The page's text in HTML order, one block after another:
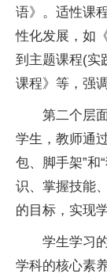
语》。适性课
性化发展，如
到主题课程(实
课程》等，强
第二个层
学生，教师通
包、脚手架”和
识、掌握技能
的目标，实现
学生学习
学科的核心素